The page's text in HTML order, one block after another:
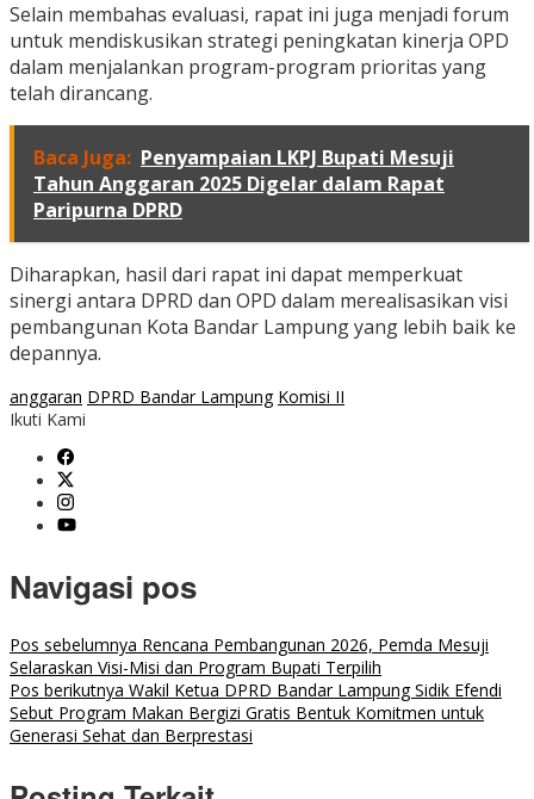
Selain membahas evaluasi, rapat ini juga menjadi forum
untuk mendiskusikan strategi peningkatan kinerja OPD
dalam menjalankan program-program prioritas yang
telah dirancang.
Baca Juga: Penyampaian LKPJ Bupati Mesuji
Tahun Anggaran 2025 Digelar dalam Rapat
Paripurna DPRD
Diharapkan, hasil dari rapat ini dapat memperkuat
sinergi antara DPRD dan OPD dalam merealisasikan visi
pembangunan Kota Bandar Lampung yang lebih baik ke
depannya.
anggaran DPRD Bandar Lampung Komisi II
Ikuti Kami
Navigasi pos
Pos sebelumnya Rencana Pembangunan 2026, Pemda Mesuji
Selaraskan Visi-Misi dan Program Bupati Terpilih
Pos berikutnya Wakil Ketua DPRD Bandar Lampung Sidik Efendi
Sebut Program Makan Bergizi Gratis Bentuk Komitmen untuk
Generasi Sehat dan Berprestasi